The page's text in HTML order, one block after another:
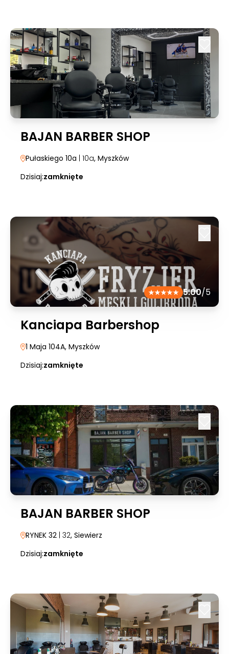
BAJAN BARBER SHOP
Pułaskiego 10a | 10a, Myszków
Dzisiaj:zamknięte
5.00/5
Kanciapa Barbershop
1 Maja 104A, Myszków
Dzisiaj:zamknięte
BAJAN BARBER SHOP
RYNEK 32 | 32, Siewierz
Dzisiaj:zamknięte